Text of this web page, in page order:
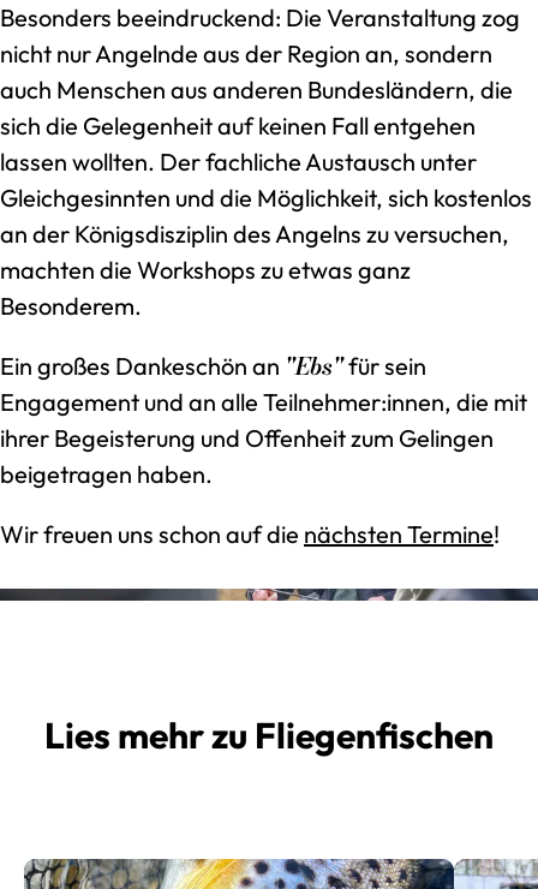
Besonders beeindruckend: Die Veranstaltung zog
nicht nur Angelnde aus der Region an, sondern
auch Menschen aus anderen Bundesländern, die
sich die Gelegenheit auf keinen Fall entgehen
lassen wollten. Der fachliche Austausch unter
Gleichgesinnten und die Möglichkeit, sich kostenlos
an der Königsdisziplin des Angelns zu versuchen,
machten die Workshops zu etwas ganz
Besonderem.
Ein großes Dankeschön an "Ebs"für sein
Engagement und an alle Teilnehmer:innen, die mit
ihrer Begeisterung und Offenheit zum Gelingen
beigetragen haben.
Wir freuen uns schon auf die nächsten Termine!
Lies mehr zu Fliegenfischen